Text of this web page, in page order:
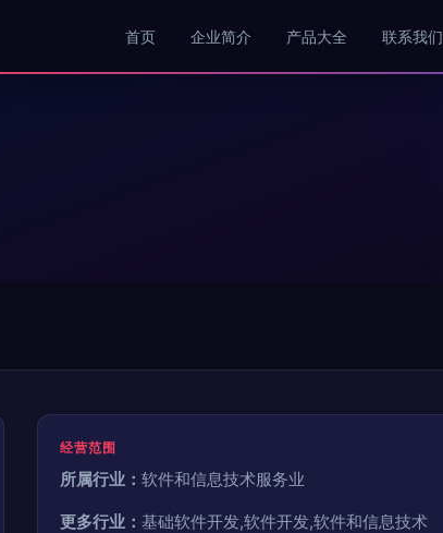
首页 企业简介 产品大全 联系我们
经营范围
所属行业： 软件和信息技术服务业
更多行业： 基础软件开发,软件开发,软件和信息技术